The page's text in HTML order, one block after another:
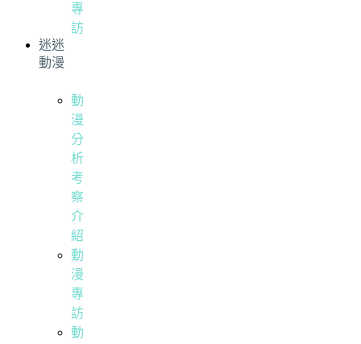
專
訪
迷迷
動漫
動
漫
分
析
考
察
介
紹
動
漫
專
訪
動